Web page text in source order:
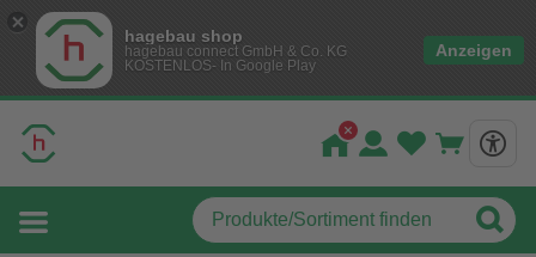
hagebau shop
hagebau connect GmbH & Co. KG
KOSTENLOS- In Google Play
Anzeigen